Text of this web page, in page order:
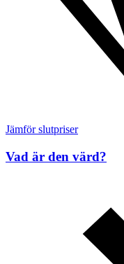
Jämför slutpriser
Vad är den värd?